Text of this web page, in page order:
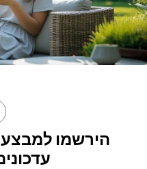
הירשמו